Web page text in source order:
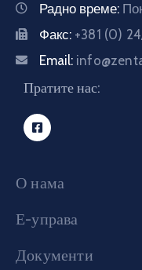
Радно време:
Факс: +381 (0)
Email:
Пратите нас:
О нама
Е-управа
Документи